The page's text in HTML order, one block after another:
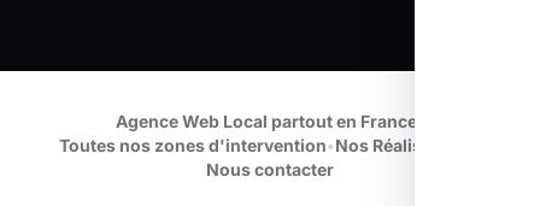
Agence Web Local partout en France
Toutes nos zones d'intervention•Nos Réalisations
Nous contacter